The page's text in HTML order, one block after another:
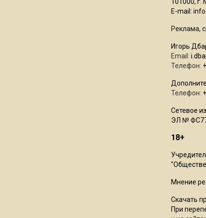
E-mail:
Реклама,
Игорь
Email:
Телефон:
Телефон:
Сетевое
ЭЛ №
18+
Мнение
Скачать
При